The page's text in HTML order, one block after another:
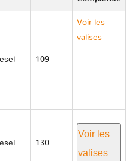
109
Voir les
valises
130
Voir les
valises